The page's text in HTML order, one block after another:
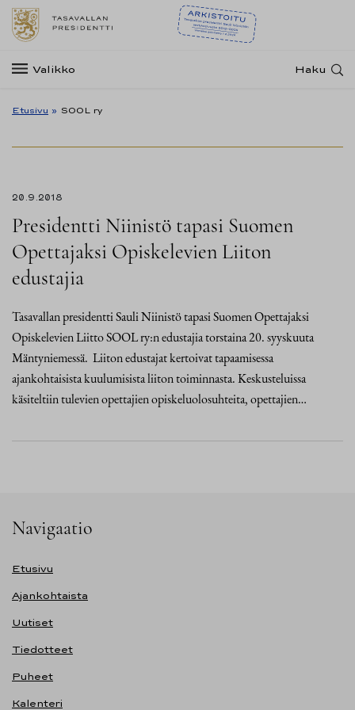
Valikko Haku
Etusivu » SOOL ry
20.9.2018
Presidentti Niinistö tapasi Suomen
Opettajaksi Opiskelevien Liiton
edustajia
Tasavallan presidentti Sauli Niinistö tapasi Suomen Opettajaksi
Opiskelevien Liitto SOOL ry:n edustajia torstaina 20. syyskuuta
Mäntyniemessä. Liiton edustajat kertoivat tapaamisessa
ajankohtaisista kuulumisista liiton toiminnasta. Keskusteluissa
käsiteltiin tulevien opettajien opiskeluolosuhteita, opettajien…
Navigaatio
Etusivu
Ajankohtaista
Uutiset
Tiedotteet
Puheet
Kalenteri